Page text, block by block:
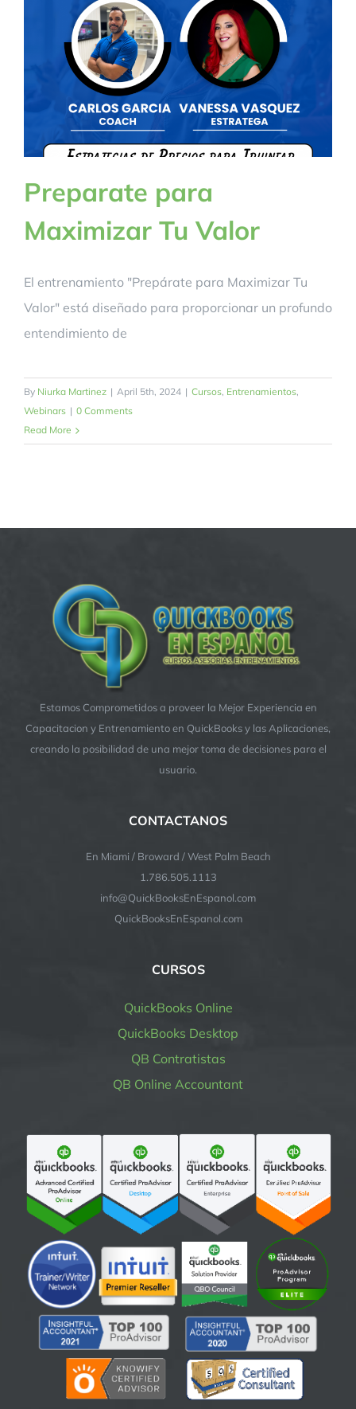
Preparate para
Maximizar Tu Valor
El entrenamiento "Prepárate para Maximizar Tu
Valor" está diseñado para proporcionar un profundo
entendimiento de
By Niurka Martinez | April 5th, 2024 | Cursos, Entrenamientos,
Webinars | 0 Comments
Read More
Estamos Comprometidos a proveer la Mejor Experiencia en
Capacitacion y Entrenamiento en QuickBooks y las Aplicaciones,
creando la posibilidad de una mejor toma de decisiones para el
usuario.
CONTACTANOS
En Miami / Broward / West Palm Beach
1.786.505.1113
info@QuickBooksEnEspanol.com
QuickBooksEnEspanol.com
CURSOS
QuickBooks Online
QuickBooks Desktop
QB Contratistas
QB Online Accountant